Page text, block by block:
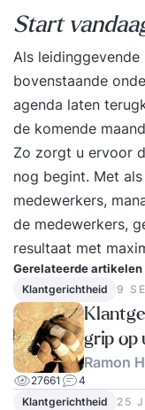
meer kansen te
creëren? Welke
het voorgaande
persoonlijke
jezelf waardoor
en hoe kun je
doorbreken?
het omdenken
doelen? Hoe
verandering de
en kansen zien
vragen en/of
hoe kun je die
handelen? Hoe
met de zes
Cialdini. Hoe
Start
Als
bovenstaande
agenda laten
de komende
Zo zorgt u ervoor
nog begint. Met
medewerkers,
de medewerkers,
resultaat met
Gerelateerde artikelen
Klantgerichtheid 9
grip op
Ramon
27661
4
Klantgerichtheid
25